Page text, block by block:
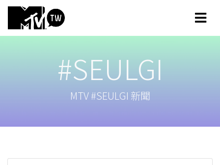
#SEULGI
MTV #SEULGI 新聞